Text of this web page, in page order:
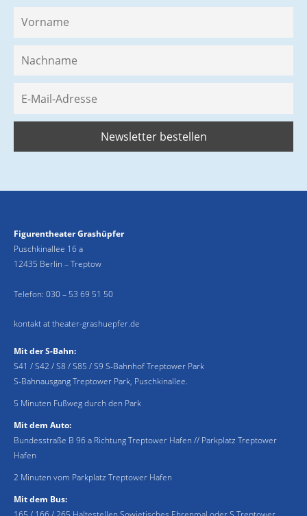
Figurentheater Grashüpfer
Puschkinallee 16 a
12435 Berlin – Treptow
Telefon: 030 – 53 69 51 50
kontakt at theater-grashuepfer.de
Mit der S-Bahn:
S41 / S42 / S8 / S85 / S9 S-Bahnhof Treptower Park
S-Bahnausgang Treptower Park, Puschkinallee.
5 Minuten Fußweg durch den Park
Mit dem Auto:
Bundesstraße B 96 a Richtung Treptower Hafen // Parkplatz Treptower
Hafen
2 Minuten vom Parkplatz Treptower Hafen
Mit dem Bus: